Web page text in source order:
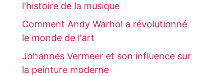
l'histoire de la musique
Comment Andy Warhol a révolutionné
le monde de l'art
Johannes Vermeer et son influence sur
la peinture moderne